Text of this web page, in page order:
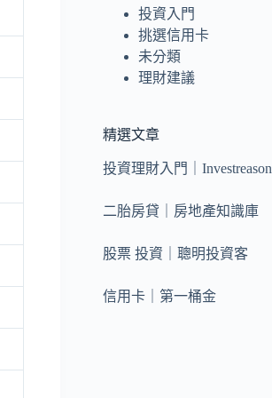
投資入門
挑選信用卡
未分類
理財建議
精選文章
投資理財入門｜Investreason
二胎房貸｜房地產知識庫
股票 投資｜聰明投資客
信用卡｜第一桶金